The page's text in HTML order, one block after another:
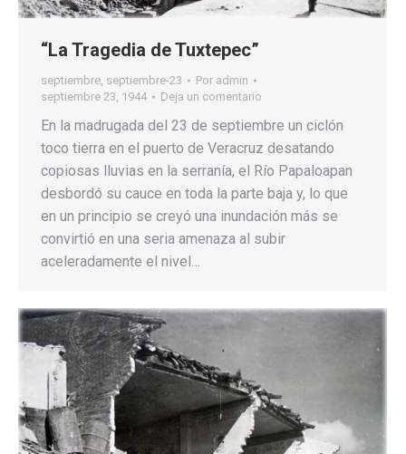
“La Tragedia de Tuxtepec”
septiembre septiembre-23 Por admin
septiembre 23, 1944
Deja un comentario
En la madrugada del 23 de septiembre un ciclón
toco tierra en el puerto de Veracruz desatando
copiosas lluvias en la serranía, el Río Papaloapan
desbordó su cauce en toda la parte baja y, lo que
en un principio se creyó una inundación más se
convirtió en una seria amenaza al subir
aceleradamente el nivel…